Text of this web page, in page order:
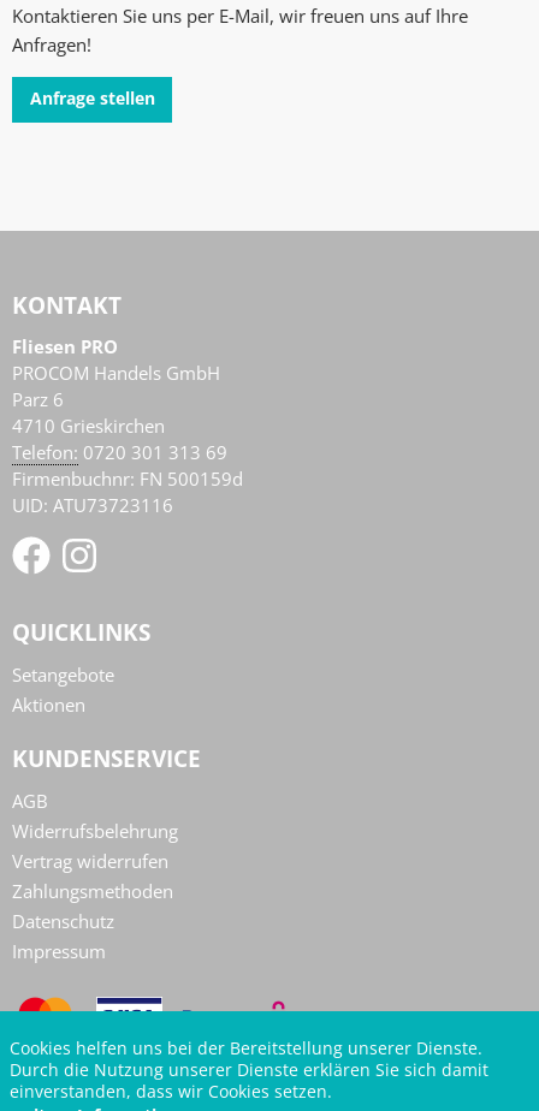
Kontaktieren Sie uns per E-Mail, wir freuen uns auf Ihre
Anfragen!
Anfrage stellen
KONTAKT
Fliesen PRO
PROCOM Handels GmbH
Parz 6
4710 Grieskirchen
AT
Telefon: 0720 301 313 69
Firmenbuchnr: FN 500159d
UID: ATU73723116
QUICKLINKS
Setangebote
Aktionen
KUNDENSERVICE
AGB
Widerrufsbelehrung
Vertrag widerrufen
Zahlungsmethoden
Datenschutz
Impressum
Cookies helfen uns bei der Bereitstellung unserer Dienste.
Durch die Nutzung unserer Dienste erklären Sie sich damit
einverstanden, dass wir Cookies setzen.